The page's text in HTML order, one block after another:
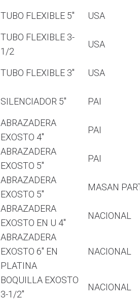
TUBO FLEXIBLE 5″ USA
TUBO FLEXIBLE 3-
1/2
USA
TUBO FLEXIBLE 3″ USA
SILENCIADOR 5″ PAI
ABRAZADERA
EXOSTO 4″
PAI
ABRAZADERA
EXOSTO 5″
PAI
ABRAZADERA
EXOSTO 5″
MASAN
ABRAZADERA
EXOSTO EN U 4″
NACIONAL
ABRAZADERA
EXOSTO 6″ EN
PLATINA
NACIONAL
BOQUILLA EXOSTO
3-1/2″
NACIONAL